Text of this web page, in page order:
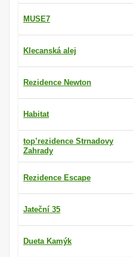
MUSE7
Klecanská alej
Rezidence Newton
Habitat
top’rezidence Strnadovy
Zahrady
Rezidence Escape
Jateční 35
Dueta Kamýk